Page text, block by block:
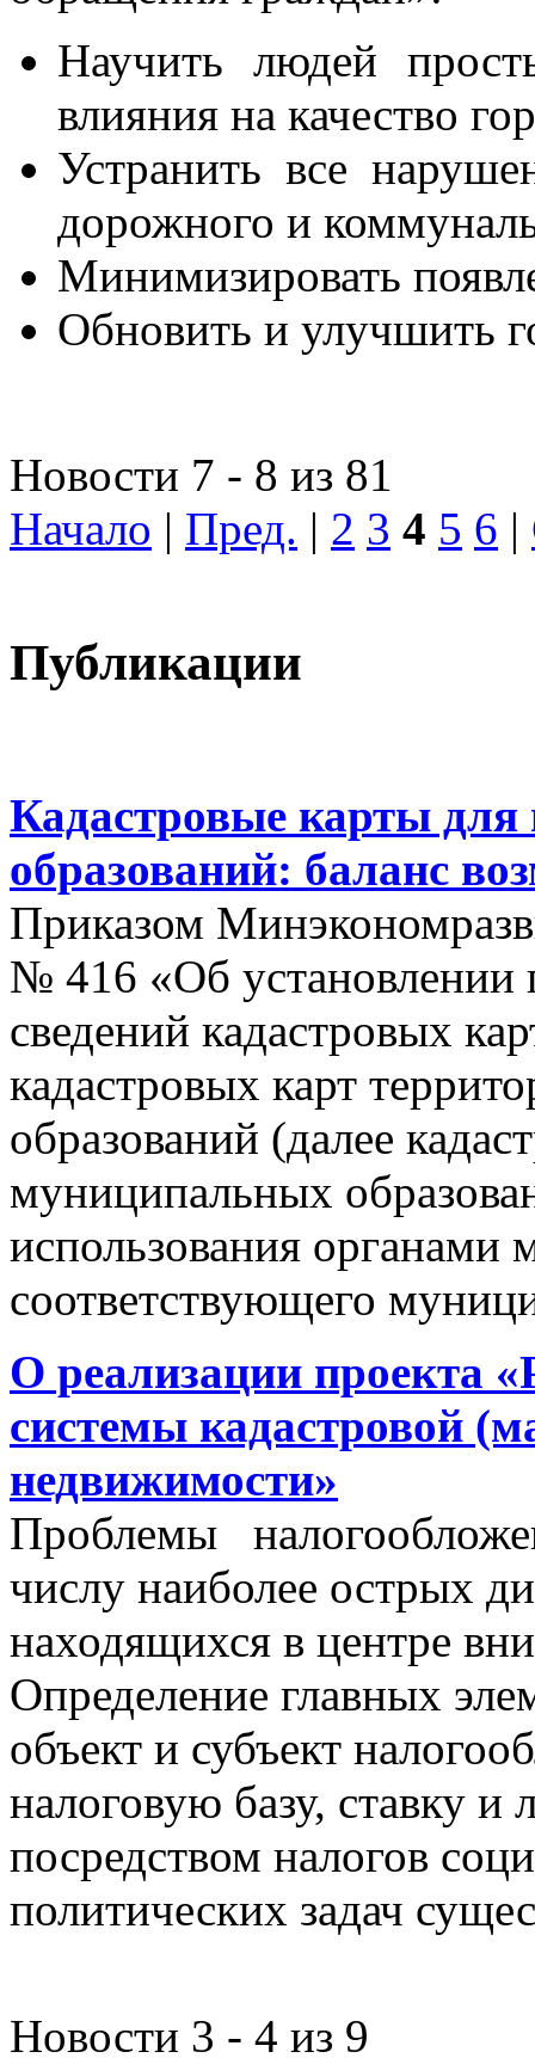
Научить людей
влияния на качество
Устранить все
дорожного и
Минимизировать
Обновить и улучшить
Новости 7 - 8 из 81
Начало | Пред. | 2 3 4 5 6 |
Публикации
Кадастровые карты
образований: баланс
Приказом
№ 416 «Об установлении
сведений кадастровых
кадастровых карт
образований (далее
муниципальных
использования органами
соответствующего
О реализации проекта
системы кадастровой
недвижимости»
Проблемы
числу наиболее острых
находящихся в центре
Определение главных
объект и субъект
налоговую базу, ставку и
посредством налогов
политических задач
Новости 3 - 4 из 9